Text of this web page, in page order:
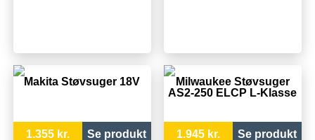
Makita Støvsuger 18V
1.355 kr. Se produkt
Milwaukee Støvsuger
AS2-250 ELCP L-Klasse
1.945 kr. Se produkt